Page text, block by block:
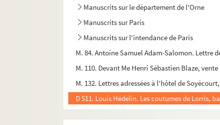
Manuscrits sur le département de l'Orne
Manuscrits sur Paris
Manuscrits sur l'intendance de Paris
M. 84. Antoine Samuel Adam-Salomon. Lettre
M. 110. Devant Me Henri Sébastien Blaze,
M. 132. Lettres adressées à l'hôtel de
D 511. Louis Hédelin. Les coutumes de Lorris,